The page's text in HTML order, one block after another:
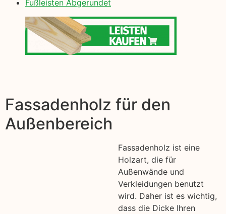
Fußleisten Abgerundet
Fassadenholz für den
Außenbereich
Fassadenholz ist eine
Holzart, die für
Außenwände und
Verkleidungen benutzt
wird. Daher ist es wichtig,
dass die Dicke Ihren